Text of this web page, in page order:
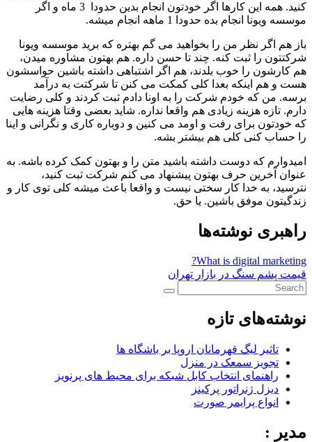
کنید. همه این کارها اگر خودتون انجام بدین حدودا 3 ماه و اگر
موسسه ویونا انجام بده حدودا 1 ماهه انجام میشه.
باز هم اگر نظر من را بخواهید می گم بهتره که برید موسسه ویونا
شرکتتون را ثبت کنه. چند تا حسن داره. هم بهتون مشاوره میدن،
هم کارشون را خوب بلدند، هم اگر اشتباهی داشته باشین حواسشون
هست و هم اینکه بعدا کلی کمکت می کنن تا شرکتت به درآمد
برسه. من که خودم شرکت را به اونا دادم ثبت کردند و کلی رضایت
دارم. تازه هزینه زیادی هم واقعا نداره. شاید بعضی وقتا هزینه هایی
که خودتون برای رفت و اومد می کنین و دوباره کاری و نگرانی و اینا
را حساب کنی کلی هم بیشتر بشه.
امیدوارم که دوست داشته باشید متن را و بهتون کمک کرده باشه. به
عنوان آخرین حرف بهتون پیشنهاد می کنم شرکت ثبت کنید،
نترسید، به خدا کار سختی نیست و واقعا باعث میشه کلی توی کار و
زندگیتون موفق باشین. یا حق.
راهبری نوشته‌ها
What is digital marketing?
قیمت پشم سنگ در بازار تهران
نوشته‌های تازه
تاثیر لیگ قهرمانان اروپا بر باشگاه ها
تجویز سمعک در منزل
راهنمای انتخاب کابل شبکه برای محیط های پرنویز
دیزل ژنراتور پرکینز
انواع پرایمر صورت
مدیر :